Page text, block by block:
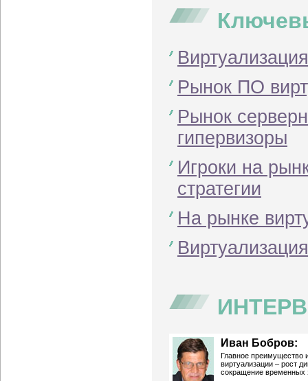
Рынок ПО
Рынок
гипервизоры
Игроки на
стратегии
На рынке
Иван Бобров:
Главное преимущество
виртуализации – рост
сокращение временных